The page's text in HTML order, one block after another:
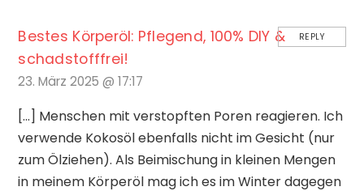
Bestes Körperöl: Pflegend, 100% DIY &
schadstofffrei!
23. März 2025 @ 17:17
[…] Menschen mit verstopften Poren reagieren. Ich
verwende Kokosöl ebenfalls nicht im Gesicht (nur
zum Ölziehen). Als Beimischung in kleinen Mengen
in meinem Körperöl mag ich es im Winter dagegen
REPLY